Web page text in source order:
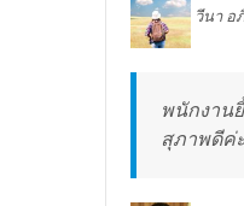
วีนา อ
พนักงาน
สุภาพดีค่